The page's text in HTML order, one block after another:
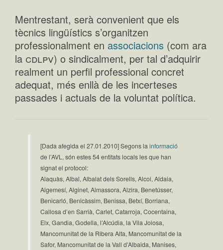
Mentrestant, serà convenient que els
tècnics lingüístics s’organitzen
professionalment en associacions (com ara
la cdlpv) o sindicalment, per tal d’adquirir
realment un perfil professional concret
adequat, més enllà de les incerteses
passades i actuals de la voluntat política.
[Dada afegida el 27.01.2010] Segons lainformació
de l’AVL, són estes 54 entitats locals les que han
signat el protocol:
Alaquàs, Albal, Albalat dels Sorells, Alcoi, Aldaia,
Algemesí, Alginet, Almassora, Alzira, Benetússer,
Benicarló, Benicàssim, Benissa, Betxí, Borriana,
Callosa d’en Sarrià, Carlet, Catarroja, Cocentaina,
Elx, Gandia, Godella, l’Alcúdia, la Vila Joiosa,
Mancomunitat de la Ribera Alta, Mancomunitat de la
Safor, Mancomunitat de la Vall d’Albaida, Manises,